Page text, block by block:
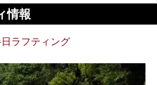
すすめのスーパー銭湯を5つご紹介
紀伊山地の霊場と参詣道」はユネス
ており、修験道の霊場として荘厳な
霊験あらたかな吉野の湯で、春を感
すすめ温泉を紹介いたします！
情報
ラフティング